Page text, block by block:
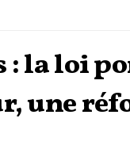
: la loi
une